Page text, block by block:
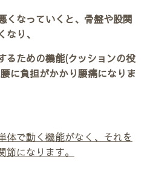
くなっていくと、骨盤や股関
り、
るための機能(クッションの役
に負担がかかり腰痛になりま
で動く機能がなく、それを
になります。